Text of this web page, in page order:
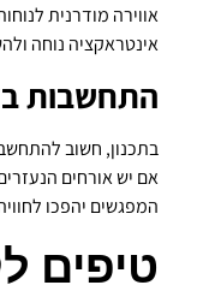
אווירה מודרנית
אינטראקציה נוחה
התחשבות
בתכנון, חשוב
אם יש אורחים
המפגשים יהפכו
טיפים